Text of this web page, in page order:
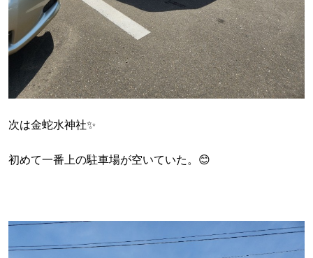
次は金蛇水神社✨
初めて一番上の駐車場が空いていた。😊